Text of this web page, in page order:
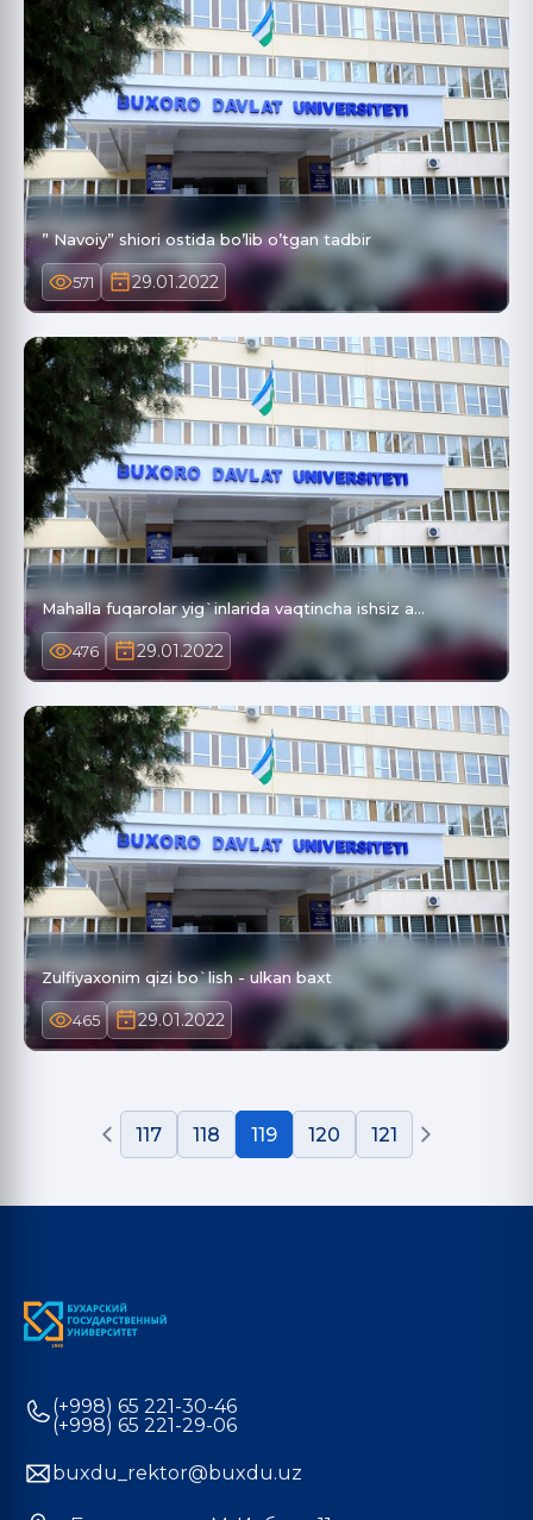
” Navoiy” shiori ostida bo’lib o’tgan tadbir
571 29.01.2022
Mahalla fuqarolar yig`inlarida vaqtincha ishsiz a…
476 29.01.2022
Zulfiyaxonim qizi bo`lish - ulkan baxt
465 29.01.2022
117 118 119 120 121
(+998) 65 221-30-46
(+998) 65 221-29-06
buxdu_rektor@buxdu.uz